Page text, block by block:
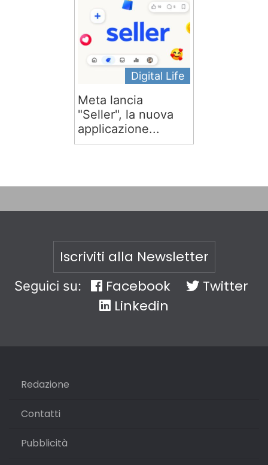
Digital Life
Meta lancia
"Seller", la nuova
applicazione...
Iscriviti alla Newsletter
Seguici su: Facebook
Twitter
Linkedin
Redazione
Contatti
Pubblicità